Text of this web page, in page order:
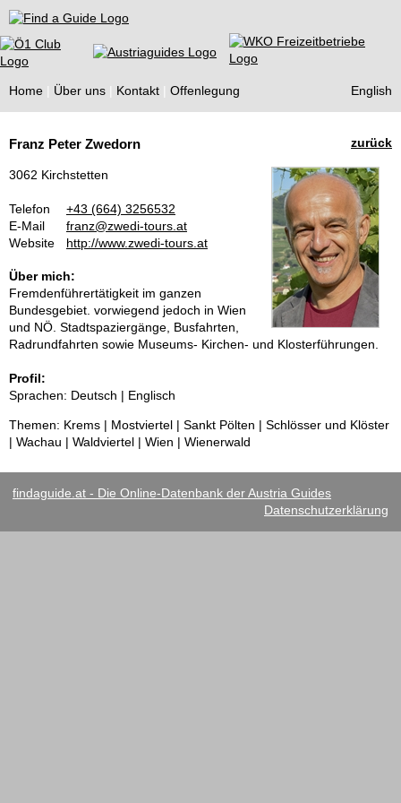
Find a Guide
Home Über uns Kontakt Offenlegung English
Guides
zurück
Franz Peter Zwedorn
3062 Kirchstetten
Telefon
+43 (664) 3256532
E-Mail
franz@zwedi-tours.at
Website
http://www.zwedi-tours.at
Über mich:
Fremdenführertätigkeit im ganzen
Bundesgebiet. vorwiegend jedoch in Wien
und NÖ. Stadtspaziergänge, Busfahrten,
Radrundfahrten sowie Museums- Kirchen- und Klosterführungen.
Profil:
Sprachen: Deutsch | Englisch
Themen: Krems | Mostviertel | Sankt Pölten | Schlösser und Klöster
| Wachau | Waldviertel | Wien | Wienerwald
findaguide.at - Die Online-Datenbank der Austria Guides
Datenschutzerklärung